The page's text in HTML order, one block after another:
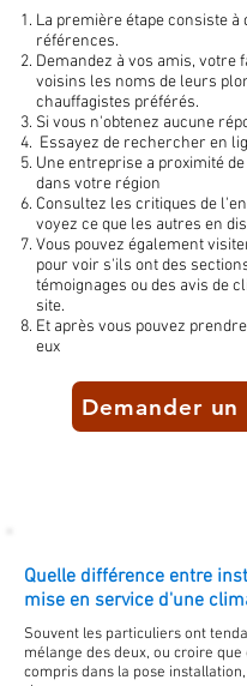
La première étape consiste à
références.
Demandez à vos amis, votre
voisins les noms de leurs
chauffagistes préférés.
Si vous n'obtenez aucune
Essayez de rechercher en
Une entreprise a proximité
dans votre région
Consultez les critiques de
voyez ce que les autres en
Vous pouvez également
pour voir s'ils ont des
témoignages ou des avis de
site.
Et après vous pouvez
eux
Quelle différence entre
mise en service d'une
Souvent les particuliers ont
mélange des deux, ou croire que
compris dans la pose